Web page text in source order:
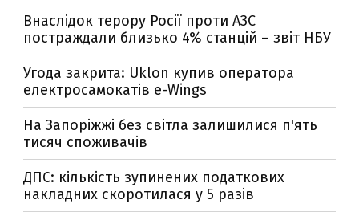
Внаслідок терору Росії проти АЗС
постраждали близько 4% станцій – звіт НБУ
Угода закрита: Uklon купив оператора
електросамокатів e-Wings
На Запоріжжі без світла залишилися п'ять
тисяч споживачів
ДПС: кількість зупинених податкових
накладних скоротилася у 5 разів